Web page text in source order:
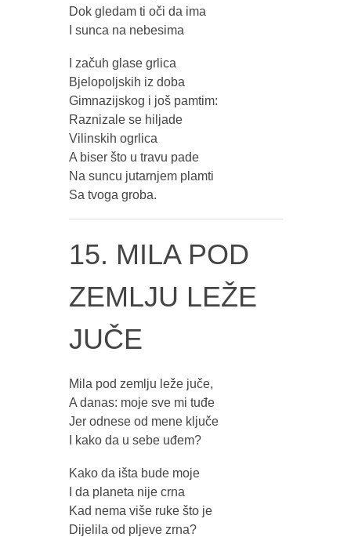
Dok gledam ti oči da ima
I sunca na nebesima
I začuh glase grlica
Bjelopoljskih iz doba
Gimnazijskog i još pamtim:
Raznizale se hiljade
Vilinskih ogrlica
A biser što u travu pade
Na suncu jutarnjem plamti
Sa tvoga groba.
15. MILA POD
ZEMLJU LEŽE
JUČE
Mila pod zemlju leže juče,
A danas: moje sve mi tuđe
Jer odnese od mene ključe
I kako da u sebe uđem?
Kako da išta bude moje
I da planeta nije crna
Kad nema više ruke što je
Dijelila od pljeve zrna?